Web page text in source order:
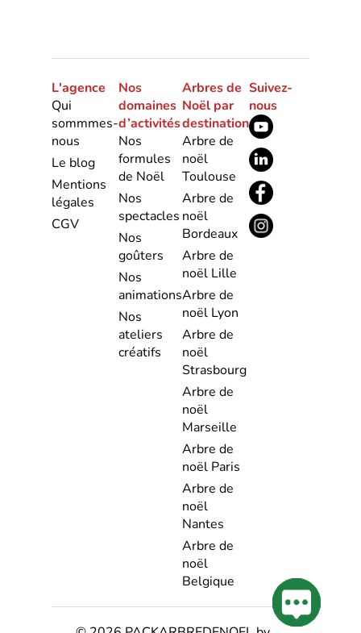
L'agence
Qui
sommmes-
nous
Le blog
Mentions
légales
CGV
Nos
domaines
d’activités
Nos
formules
de Noël
Nos
spectacles
Nos
goûters
Nos
animations
Nos
ateliers
créatifs
Arbres de
Noël par
destination
Arbre de
noël
Toulouse
Arbre de
noël
Bordeaux
Arbre de
noël Lille
Arbre de
noël Lyon
Arbre de
noël
Strasbourg
Arbre de
noël
Marseille
Arbre de
noël Paris
Arbre de
noël
Nantes
Arbre de
noël
Belgique
Suivez-
nous